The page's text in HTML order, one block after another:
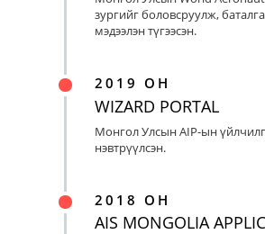
зургийг боловсруулж,
мэдээлэн түгээсэн.
2019 ОН
WIZARD PORTAL
Монгол Улсын AIP-ын
нэвтрүүлсэн.
2018 ОН
AIS MONGOLIA